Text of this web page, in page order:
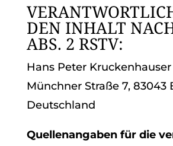
DEN INHALT
ABS. 2 RSTV:
Hans Peter Kruckenhauser
Münchner Straße 7, 83043
Deutschland
Quellenangaben für die